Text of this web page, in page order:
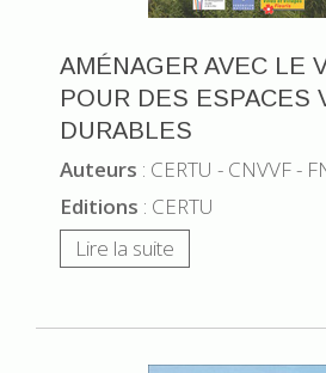
AMÉNAGER AVEC LE
POUR DES ESPACES
DURABLES
Auteurs : CERTU - CNVVF -
Editions : CERTU
Lire la suite